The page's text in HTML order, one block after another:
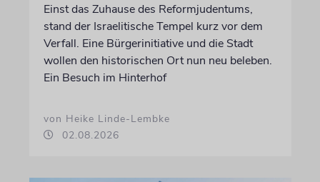
Einst das Zuhause des Reformjudentums,
stand der Israelitische Tempel kurz vor dem
Verfall. Eine Bürgerinitiative und die Stadt
wollen den historischen Ort nun neu beleben.
Ein Besuch im Hinterhof
von Heike Linde-Lembke
02.08.2026